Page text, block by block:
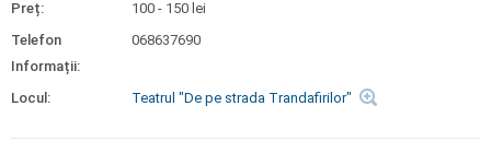
Preț:
100 - 150 lei
Telefon
Informații:
068637690
Locul: Teatrul "De pe strada Trandafirilor"